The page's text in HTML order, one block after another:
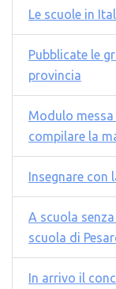
Le scuole in
Pubblicate le
provincia
Modulo
compilare la
Insegnare con
A scuola
scuola di
In arrivo il